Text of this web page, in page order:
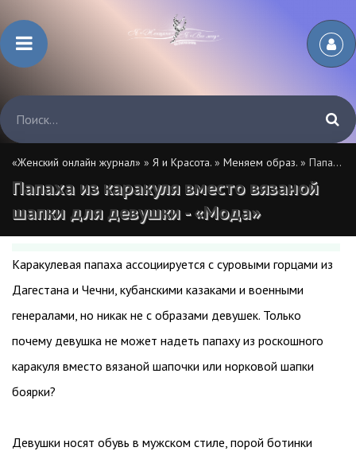
«Женский онлайн журнал» » Я и Красота. » Меняем образ. » Папаха из каракуля вместо вязаной шапки для девушки - «Мода»
Папаха из каракуля вместо вязаной
шапки для девушки - «Мода»
Каракулевая папаха ассоциируется с суровыми горцами из
Дагестана и Чечни, кубанскими казаками и военными
генералами, но никак не с образами девушек. Только
почему девушка не может надеть папаху из роскошного
каракуля вместо вязаной шапочки или норковой шапки
боярки?
Девушки носят обувь в мужском стиле, порой ботинки